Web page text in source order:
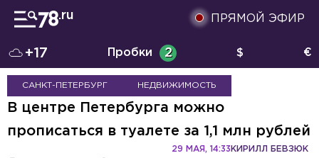
ПРЯМОЙ ЭФИР
+17 Пробки 2 $ €
САНКТ-ПЕТЕРБУРГ НЕДВИЖИМОСТЬ
В центре Петербурга можно
прописаться в туалете за 1,1 млн рублей
КИРИЛЛ БЕВЗЮК
29 МАЯ, 14:33